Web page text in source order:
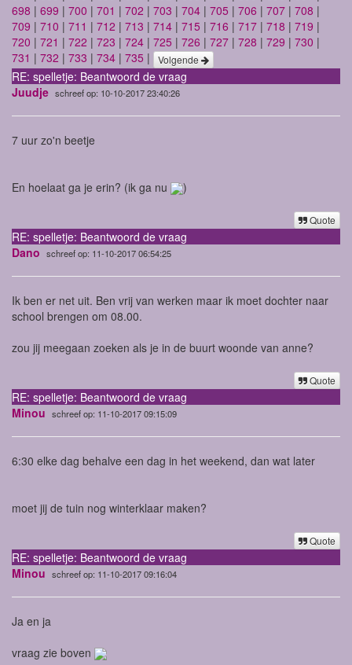
698 | 699 | 700 | 701 | 702 | 703 | 704 | 705 | 706 | 707 | 708 |
709 | 710 | 711 | 712 | 713 | 714 | 715 | 716 | 717 | 718 | 719 |
720 | 721 | 722 | 723 | 724 | 725 | 726 | 727 | 728 | 729 | 730 |
731 | 732 | 733 | 734 | 735 | Volgende
RE: spelletje: Beantwoord de vraag
Juudje schreef op: 10-10-2017 23:40:26
7 uur zo'n beetje
En hoelaat ga je erin? (ik ga nu )
Quote
RE: spelletje: Beantwoord de vraag
Dano schreef op: 11-10-2017 06:54:25
Ik ben er net uit. Ben vrij van werken maar ik moet dochter naar
school brengen om 08.00.
zou jij meegaan zoeken als je in de buurt woonde van anne?
Quote
RE: spelletje: Beantwoord de vraag
Minou schreef op: 11-10-2017 09:15:09
6:30 elke dag behalve een dag in het weekend, dan wat later
moet jij de tuin nog winterklaar maken?
Quote
RE: spelletje: Beantwoord de vraag
Minou schreef op: 11-10-2017 09:16:04
Ja en ja
vraag zie boven